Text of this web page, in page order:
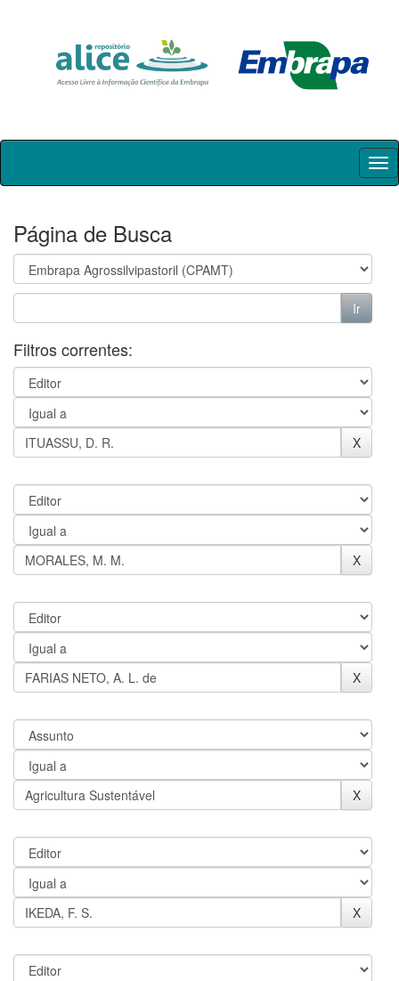
Skip
Página de Busca
Filtros correntes: